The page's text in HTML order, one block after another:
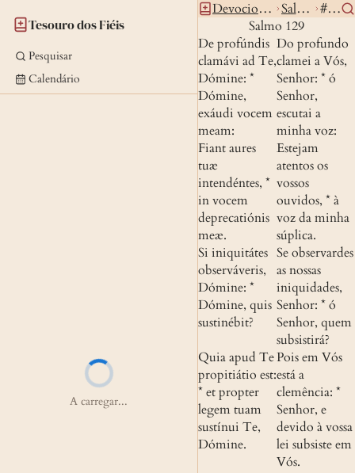
Tesouro dos Fiéis
Pesquisar
Calendário
A carregar...
Devocionario Salterio
#129
Salmo 129
De profúndis
clamávi ad Te,
Dómine: *
Dómine,
exáudi vocem
meam:
Do profundo
clamei a Vós,
Senhor: * ó
Senhor,
escutai a
minha voz:
Fiant aures
tuæ
intendéntes, *
in vocem
deprecatiónis
meæ.
Estejam
atentos os
vossos
ouvidos, * à
voz da minha
súplica.
Si iniquitátes
observáveris,
Dómine: *
Dómine, quis
sustinébit?
Se observardes
as nossas
iniquidades,
Senhor: * ó
Senhor, quem
subsistirá?
Quia apud Te
propitiátio est:
* et propter
legem tuam
sustínui Te,
Dómine.
Pois em Vós
está a
clemência: *
Senhor, e
devido à vossa
lei subsiste em
Vós.